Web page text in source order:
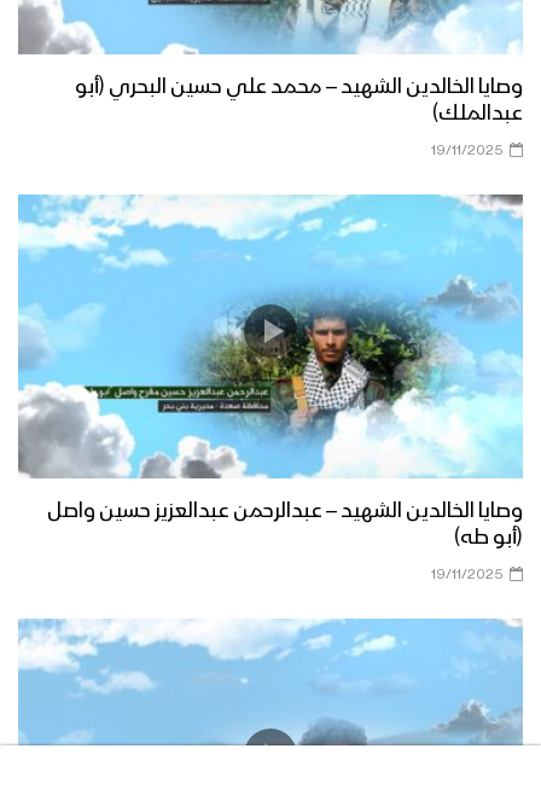
وصايا الخالدين الشهيد – محمد علي حسين البحري (أبو
عبدالملك)
19/11/2025
وصايا الخالدين الشهيد – عبدالرحمن عبدالعزيز حسين واصل
(أبو طه)
19/11/2025